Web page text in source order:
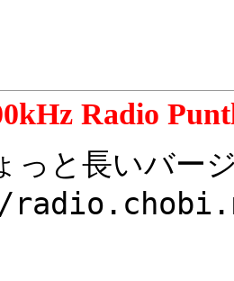
Radio
っと長いバー